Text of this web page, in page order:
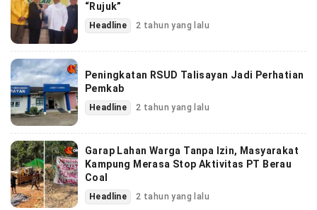
“Rujuk”
Headline 2 tahun yang lalu
Peningkatan RSUD Talisayan Jadi Perhatian
Pemkab
Headline 2 tahun yang lalu
Garap Lahan Warga Tanpa Izin, Masyarakat
Kampung Merasa Stop Aktivitas PT Berau
Coal
Headline 2 tahun yang lalu